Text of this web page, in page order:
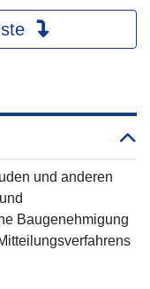
und anderen
Baugenehmigung